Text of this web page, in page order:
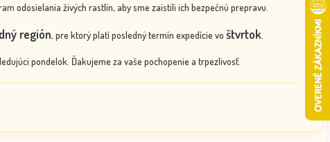
odosielania živých rastlín, aby sme zaistili ich bezpečnú prepravu.
región, pre ktorý platí posledný termín expedície vo štvrtok.
pondelok. Ďakujeme za vaše pochopenie a trpezlivosť.